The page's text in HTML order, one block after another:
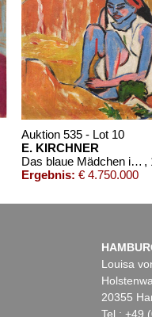
Auktion 535 - Lot 10
E. KIRCHNER
Das blaue Mädchen in der Sonne ,
Ergebnis: € 4.750.000
Louisa
20355
Tel.: +49